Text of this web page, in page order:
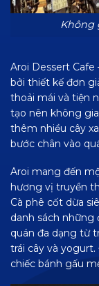
Không
Aroi Dessert Cafe
bởi thiết kế đơn
thoải mái và tiện
tạo nên không
thêm nhiều cây
bước chân vào
Aroi mang đến
hương vị truyền
Cà phê cốt dừa
danh sách những
quán đa dạng từ
trái cây và
chiếc bánh gấu